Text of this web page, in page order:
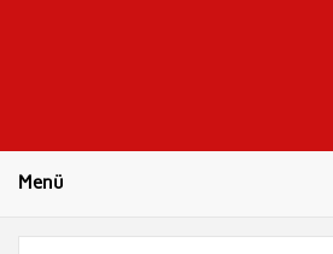
Menü